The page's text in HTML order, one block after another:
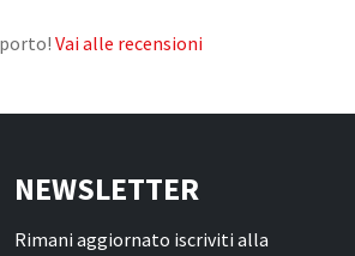
Vai alle recensioni
NEWSLETTER
Rimani aggiornato iscriviti alla